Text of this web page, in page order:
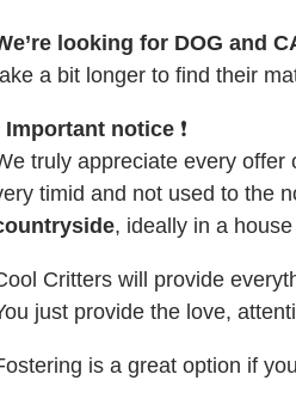
looking for DOG and
a bit longer to find their
Important notice ❗️
truly appreciate every
timid and not used to the
, ideally in a
Critters will provide
just provide the love,
is a great option if